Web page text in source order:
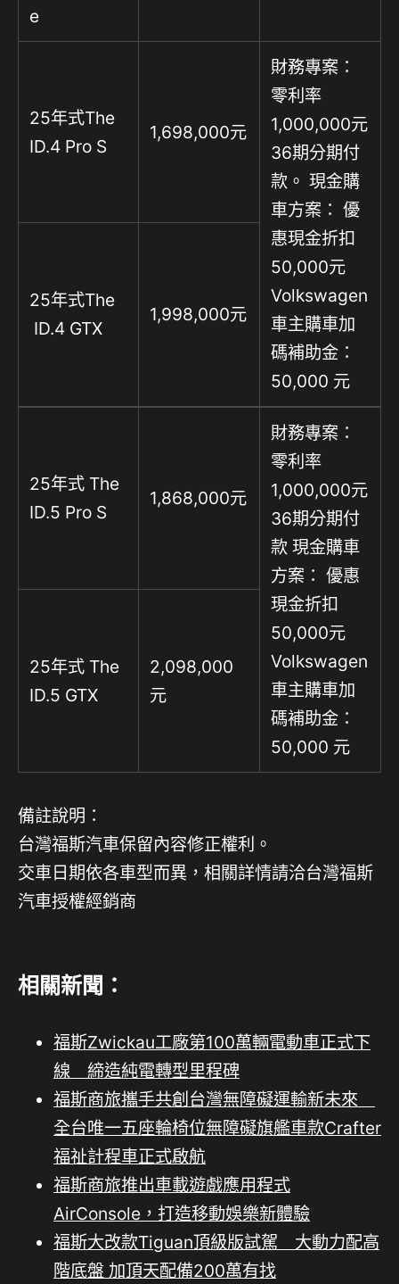
e
25年式The
ID.4 Pro S
1,698,000元
財務專案：
零利率
1,000,000元
36期分期付
款。 現金購
車方案： 優
惠現金折扣
50,000元
Volkswagen
車主購車加
碼補助金：
50,000 元
25年式The
ID.4 GTX
1,998,000元
25年式 The
ID.5 Pro S
1,868,000元
財務專案：
零利率
1,000,000元
36期分期付
款 現金購車
方案： 優惠
現金折扣
50,000元
Volkswagen
車主購車加
碼補助金：
50,000 元
25年式 The
ID.5 GTX
2,098,000
元
備註說明：
台灣福斯汽車保留內容修正權利。
交車日期依各車型而異，相關詳情請洽台灣福斯
汽車授權經銷商
相關新聞：
福斯Zwickau工廠第100萬輛電動車正式下
線 締造純電轉型里程碑
福斯商旅攜手共創台灣無障礙運輸新未來
全台唯一五座輪椅位無障礙旗艦車款Crafter
福祉計程車正式啟航
福斯商旅推出車載遊戲應用程式
AirConsole，打造移動娛樂新體驗
福斯大改款Tiguan頂級版試駕 大動力配高
階底盤 加頂天配備200萬有找